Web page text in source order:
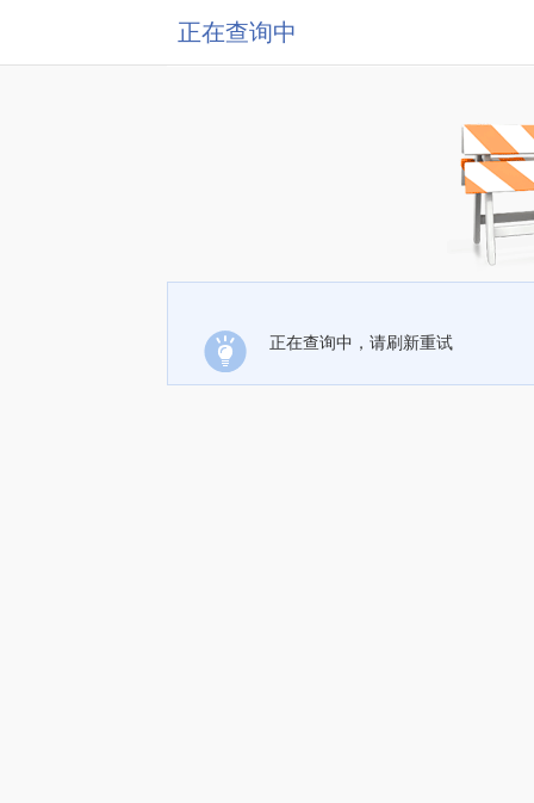
正在查询中
正在查询中，请刷新重试